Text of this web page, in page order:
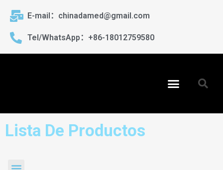
E-mail：chinadamed@gmail.com
Tel/WhatsApp：+86-18012759580
Lista De Productos